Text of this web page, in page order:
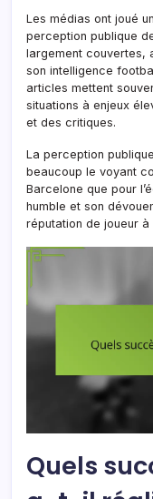
Les médias ont joué
perception publique
largement couvertes,
son intelligence
articles mettent
situations à enjeux
et des critiques.
La perception
beaucoup le voyant
Barcelone que pour
humble et son
réputation de joueur
Quels